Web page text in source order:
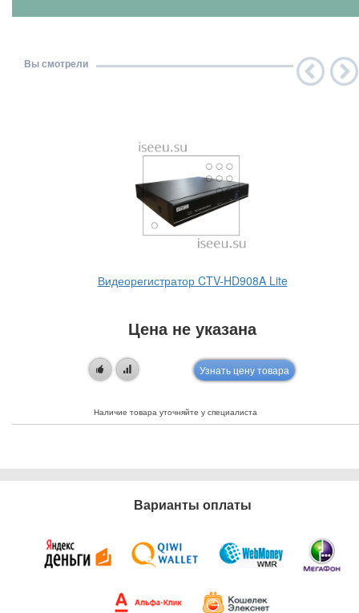
Вы смотрели
Видеорегистратор CTV-HD908A Lite
Цена не указана
Узнать цену товара
Наличие товара уточняйте у специалиста
Варианты оплаты